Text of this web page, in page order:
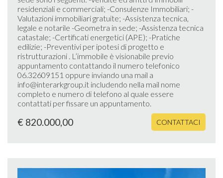
residenziali e commerciali; -Consulenze Immobiliari; -
Valutazioni immobiliari gratuite; -Assistenza tecnica,
legale e notarile -Geometra in sede; -Assistenza tecnica
catastale; -Certificati energetici (APE); -Pratiche
edilizie; -Preventivi per ipotesi di progetto e
ristrutturazioni . L’immobile è visionabile previo
appuntamento contattando il numero telefonico
06.32609151 oppure inviando una mail a
info@interarkgroup.it includendo nella mail nome
completo e numero di telefono al quale essere
contattati per fissare un appuntamento.
€ 820.000,00 CONTATTACI